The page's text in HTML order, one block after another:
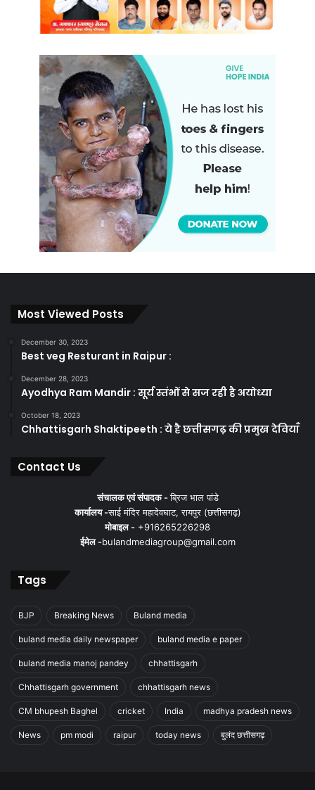
Most Viewed Posts
December 30, 2023
Best veg Resturant in Raipur :
December 28, 2023
Ayodhya Ram Mandir : सूर्य स्तंभों से सज रही है अयोध्या
October 18, 2023
Chhattisgarh Shaktipeeth : ये है छत्तीसगढ़ की प्रमुख देवियाँ
Contact Us
संचालक एवं संपादक -ब्रिज भाल पांडे
कार्यालय -साई मंदिर महादेवघाट, रायपुर (छत्तीसगढ़)
मोबाइल - +916265226298
ईमेल -bulandmediagroup@gmail.com
Tags
BJP Breaking News Buland media
buland media daily newspaper buland media e paper
buland media manoj pandey chhattisgarh
Chhattisgarh government chhattisgarh news
CM bhupesh Baghel cricket India madhya pradesh news
News pm modi raipur today news बुलंद छत्तीसगढ़